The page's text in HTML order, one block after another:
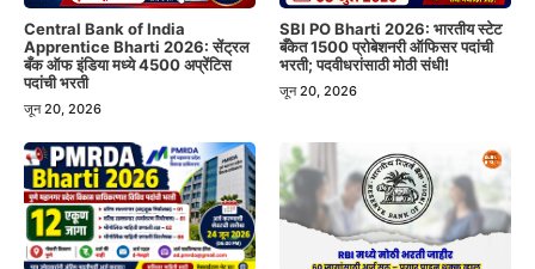
Central Bank of India
Apprentice Bharti 2026: सेंट्रल
बँक ऑफ इंडिया मध्ये 4500 अप्रेंटिस
पदांची भरती
जून 20, 2026
SBI PO Bharti 2026: भारतीय स्टेट
बँकेत 1500 प्रोबेशनरी ऑफिसर पदांची
भरती; पदवीधरांसाठी मोठी संधी!
जून 20, 2026